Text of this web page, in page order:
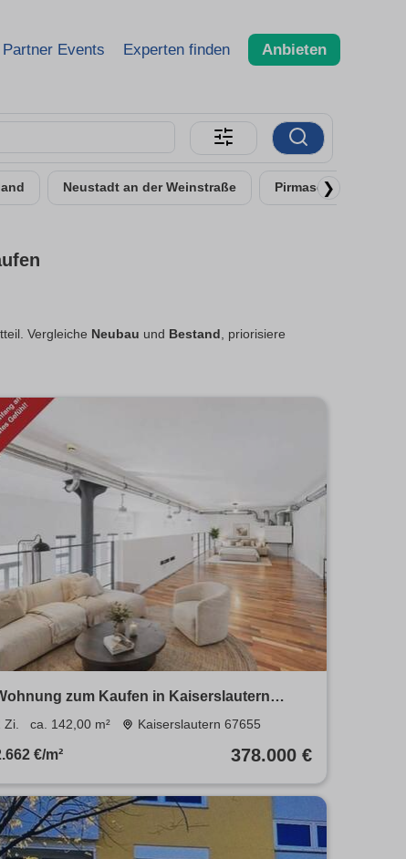
Partner Events Experten finden Anbieten
Neustadt an der Weinstraße Pirmasens
❯
Vergleiche Neubau und Bestand , priorisiere
zum Kaufen in Kaiserslautern
€ 142 m²
Zi. ca. 142,00 m² Kaiserslautern 67655
€/m² 378.000 €